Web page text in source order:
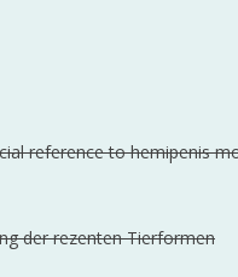
reference to hemipenis
der rezenten Tierformen